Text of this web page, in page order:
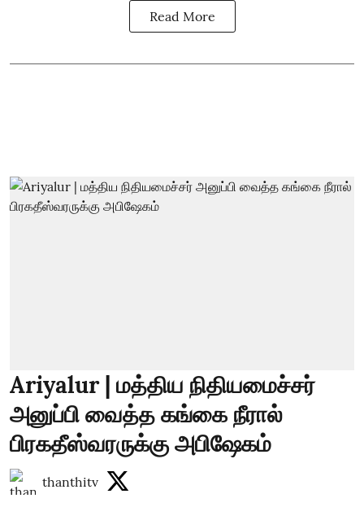
Read More
Ariyalur | மத்திய நிதியமைச்சர்
அனுப்பி வைத்த கங்கை நீரால்
பிரகதீஸ்வரருக்கு அபிஷேகம்
thanthitv